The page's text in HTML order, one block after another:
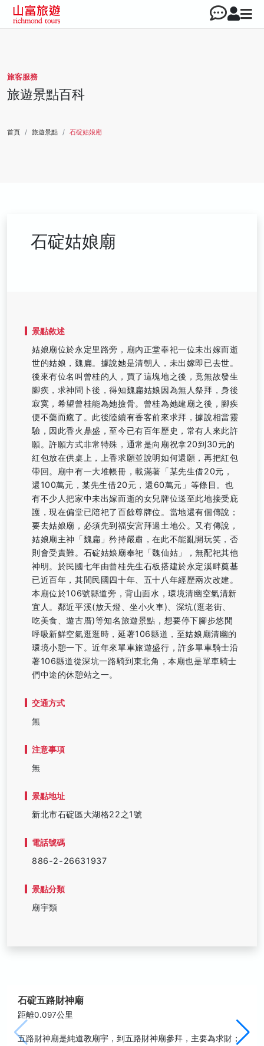
旅客服務
旅遊景點百科
首頁 旅遊景點 石碇姑娘廟
石碇姑娘廟
景點敘述
姑娘廟位於永定里路旁，廟內正堂奉祀一位未出嫁而逝
世的姑娘，魏扁。據說她是清朝人，未出嫁即已去世。
後來有位名叫曾桂的人，買了這塊地之後，竟無故發生
腳疾，求神問卜後，得知魏扁姑娘因為無人祭拜，身後
寂寞，希望曾桂能為她撿骨。曾桂為她建廟之後，腳疾
便不藥而癒了。此後陸續有香客前來求拜，據說相當靈
驗，因此香火鼎盛，至今已有百年歷史，常有人來此許
願。許願方式非常特殊，通常是向廟祝拿20到30元的
紅包放在供桌上，上香求願並說明如何還願，再把紅包
帶回。廟中有一大堆帳冊，載滿著「某先生借20元，
還100萬元，某先生借20元，還60萬元」等條目。也
有不少人把家中未出嫁而逝的女兒牌位送至此地接受庇
護，現在偏堂已陪祀了百餘尊牌位。當地還有個傳說；
要去姑娘廟，必須先到福安宮拜過土地公。又有傳說，
姑娘廟主神「魏扁」矜持嚴肅，在此不能亂開玩笑，否
則會受責難。石碇姑娘廟奉祀「魏仙姑」，無配祀其他
神明。於民國七年由曾桂先生石板搭建於永定溪畔奠基
已近百年，其間民國四十年、五十八年經歷兩次改建。
本廟位於106號縣道旁，背山面水，環境清幽空氣清新
宜人。鄰近平溪(放天燈、坐小火車)、深坑(逛老街、
吃美食、遊古厝)等知名旅遊景點，想要停下腳步悠閒
呼吸新鮮空氣逛逛時，延著106縣道，至姑娘廟清幽的
環境小憩一下。近年來單車旅遊盛行，許多單車騎士沿
著106縣道從深坑一路騎到東北角，本廟也是單車騎士
們中途的休憩站之一。
交通方式
無
注意事項
無
景點地址
新北市石碇區大湖格22之1號
電話號碼
886-2-26631937
景點分類
廟宇類
石碇五路財神廟
距離0.097公里
五路財神廟是純道教廟宇，到五路財神廟參拜，主要為求財；